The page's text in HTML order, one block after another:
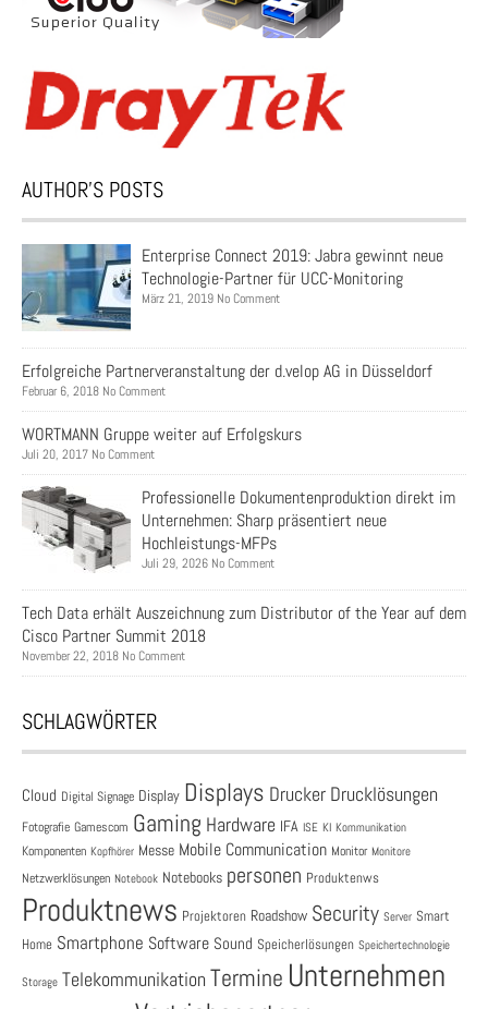
AUTHOR’S POSTS
Enterprise Connect 2019: Jabra gewinnt neue
Technologie-Partner für UCC-Monitoring
März 21, 2019 No Comment
Erfolgreiche Partnerveranstaltung der d.velop AG in Düsseldorf
Februar 6, 2018 No Comment
WORTMANN Gruppe weiter auf Erfolgskurs
Juli 20, 2017 No Comment
Professionelle Dokumentenproduktion direkt im
Unternehmen: Sharp präsentiert neue
Hochleistungs-MFPs
Juli 29, 2026 No Comment
Tech Data erhält Auszeichnung zum Distributor of the Year auf dem
Cisco Partner Summit 2018
November 22, 2018 No Comment
SCHLAGWÖRTER
Cloud Digital Signage Display Displays Drucker Drucklösungen
Fotografie Gamescom Gaming Hardware IFA ISE KI Kommunikation
Komponenten Kopfhörer Messe Mobile Communication Monitor Monitore
Netzwerklösungen Notebook Notebooks personen Produktenws
Produktnews Projektoren Roadshow Security Server Smart
Home Smartphone Software Sound Speicherlösungen Speichertechnologie
Storage Telekommunikation Termine Unternehmen